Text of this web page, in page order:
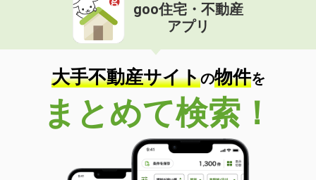
goo住宅・不動産
アプリ
大手不動産サイトの物件を
まとめて検索！